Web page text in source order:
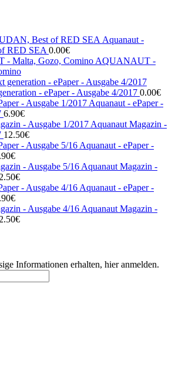
Aquanaut -
RED SEA 0.00€
AQUANAUT -
- ePaper - Ausgabe 4/2017 0.00€
Aquanaut - ePaper -
6.90€
Aquanaut Magazin -
12.50€
Aquanaut - ePaper -
€
Aquanaut Magazin -
€
Aquanaut - ePaper -
€
Aquanaut Magazin -
€
Informationen erhalten, hier anmelden.